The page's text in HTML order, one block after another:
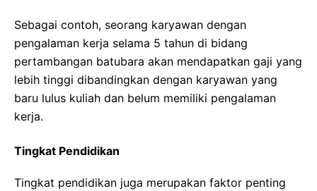
Sebagai contoh, seorang karyawan dengan
pengalaman kerja selama 5 tahun di bidang
pertambangan batubara akan mendapatkan gaji yang
lebih tinggi dibandingkan dengan karyawan yang
baru lulus kuliah dan belum memiliki pengalaman
kerja.
Tingkat Pendidikan
Tingkat pendidikan juga merupakan faktor penting